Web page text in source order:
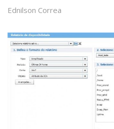
Ednilson Correa